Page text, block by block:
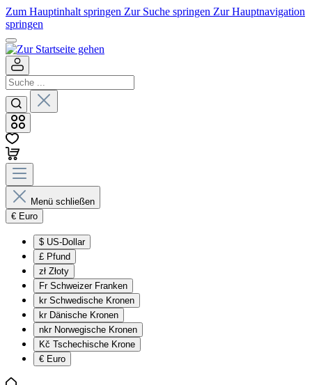
Zum Hauptinhalt springen Zur Suche springen Zur Hauptnavigation
springen
Menü schließen
€ Euro
$ US-Dollar
£ Pfund
zł Złoty
Fr Schweizer Franken
kr Schwedische Kronen
kr Dänische Kronen
nkr Norwegische Kronen
Kč Tschechische Krone
€ Euro